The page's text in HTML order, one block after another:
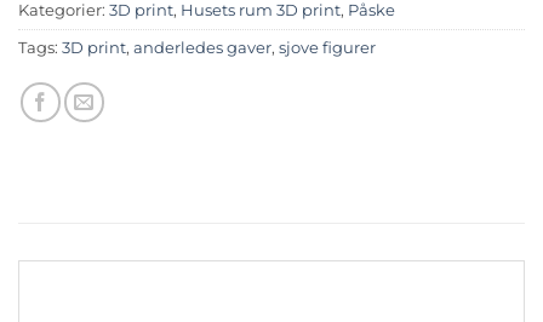
Kategorier: 3D print, Husets rum 3D print, Påske
Tags: 3D print, anderledes gaver, sjove figurer